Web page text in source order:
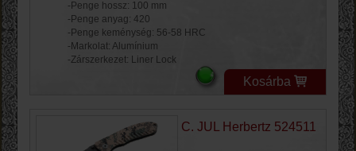
-Penge hossz: 100 mm
-Penge anyag: 420
-Penge keménység: 56-58 HRC
-Markolat: Alumínium
-Zárszerkezet: Liner Lock
Kosárba
C. JUL Herbertz 524511